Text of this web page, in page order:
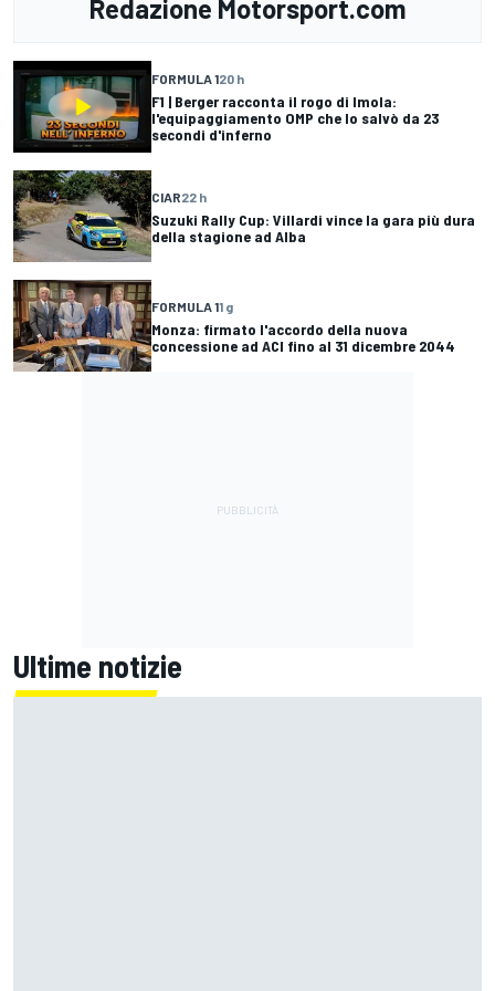
Redazione Motorsport.com
FORMULA 120 h
F1 | Berger racconta il rogo di Imola:
l'equipaggiamento OMP che lo salvò da 23
secondi d'inferno
CIAR22 h
Suzuki Rally Cup: Villardi vince la gara più dura
della stagione ad Alba
FORMULA 11 g
Monza: firmato l'accordo della nuova
concessione ad ACI fino al 31 dicembre 2044
Ultime notizie